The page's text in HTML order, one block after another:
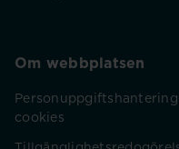
Om webbplatsen
Personuppgiftshantering
cookies